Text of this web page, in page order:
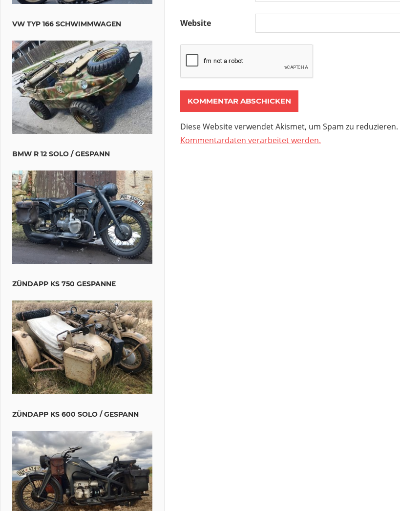
Website
Diese Website verwendet Akismet, um Spam zu reduzieren.
Kommentardaten verarbeitet werden.
VW TYP 166 SCHWIMMWAGEN
BMW R 12 SOLO / GESPANN
ZÜNDAPP KS 750 GESPANNE
ZÜNDAPP KS 600 SOLO / GESPANN